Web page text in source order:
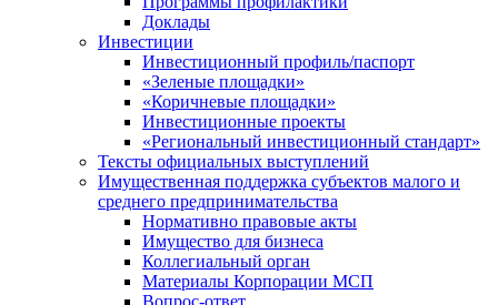
Доклады
Инвестиции
Инвестиционный профиль/паспорт
«Зеленые площадки»
«Коричневые площадки»
Инвестиционные проекты
«Региональный инвестиционный стандарт»
Тексты официальных выступлений
Имущественная поддержка субъектов малого и
среднего предпринимательства
Нормативно правовые акты
Имущество для бизнеса
Коллегиальный орган
Материалы Корпорации МСП
Вопрос-ответ